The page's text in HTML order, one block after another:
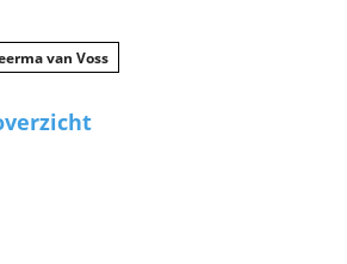
van Voss